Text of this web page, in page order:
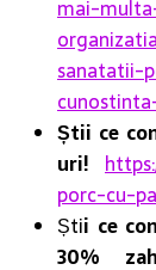
mai-
sanatatii-
Știi ce
uri!
porc-cu-
Știi ce
30%